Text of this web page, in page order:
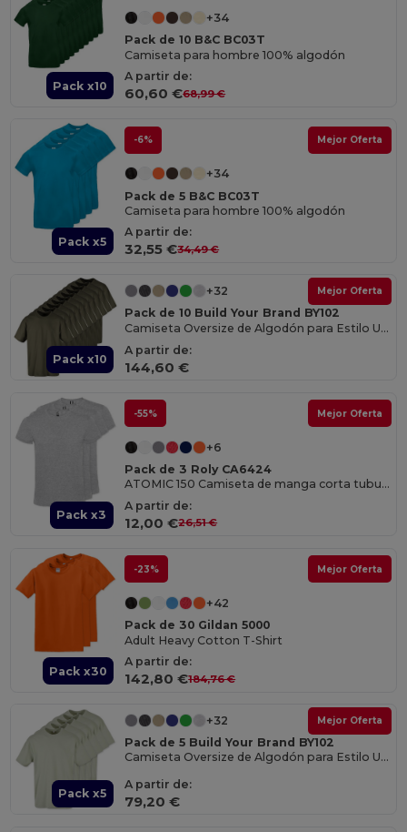
Pack x10
+34
Pack de 10 B&C BC03T
Camiseta para hombre 100% algodón
A partir de:
60,60 €68,99 €
Pack x5
-6% Mejor Oferta
+34
Pack de 5 B&C BC03T
Camiseta para hombre 100% algodón
A partir de:
32,55 €34,49 €
Pack x10
Mejor Oferta
+32
Pack de 10 Build Your Brand BY102
Camiseta Oversize de Algodón para Estilo Urbano
A partir de:
144,60 €
Pack x3
-55% Mejor Oferta
+6
Pack de 3 Roly CA6424
ATOMIC 150 Camiseta de manga corta tubular
A partir de:
12,00 €26,51 €
Pack x30
-23% Mejor Oferta
+42
Pack de 30 Gildan 5000
Adult Heavy Cotton T-Shirt
A partir de:
142,80 €184,76 €
Pack x5
Mejor Oferta
+32
Pack de 5 Build Your Brand BY102
Camiseta Oversize de Algodón para Estilo Urbano
A partir de:
79,20 €